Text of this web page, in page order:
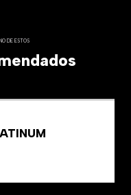
DE ESTOS